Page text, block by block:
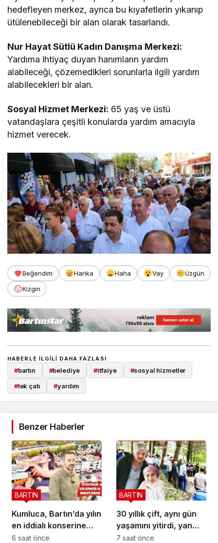
hedefleyen merkez, ayrıca bu kıyafetlerin yıkanıp
ütülenebileceği bir alan olarak tasarlandı.
Nur Hayat Sütlü Kadın Danışma Merkezi:
Yardıma ihtiyaç duyan hanımların yardım
alabileceği, çözemedikleri sorunlarla ilgili yardım
alabilecekleri bir alan.
Sosyal Hizmet Merkezi: 65 yaş ve üstü
vatandaşlara çeşitli konularda yardım amacıyla
hizmet verecek.
Beğendim Harika Haha Vay
Üzgün
Kızgın
HABERLE ILGILI DAHA FAZLASI
#bartın #belediye #itfaiye #sosyal hizmetler
#tek çatı #yardım
Benzer Haberler
Kumluca, Bartın’da yılın
en iddialı konserine
hazırlanıyor
BARTIN
6 saat önce
30 yıllık çift, aynı gün
yaşamını yitirdi, yan
yana defnedildi
BARTIN
7 saat önce